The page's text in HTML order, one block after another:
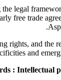
legal
free trade
rights, and the
and
: Intellectual